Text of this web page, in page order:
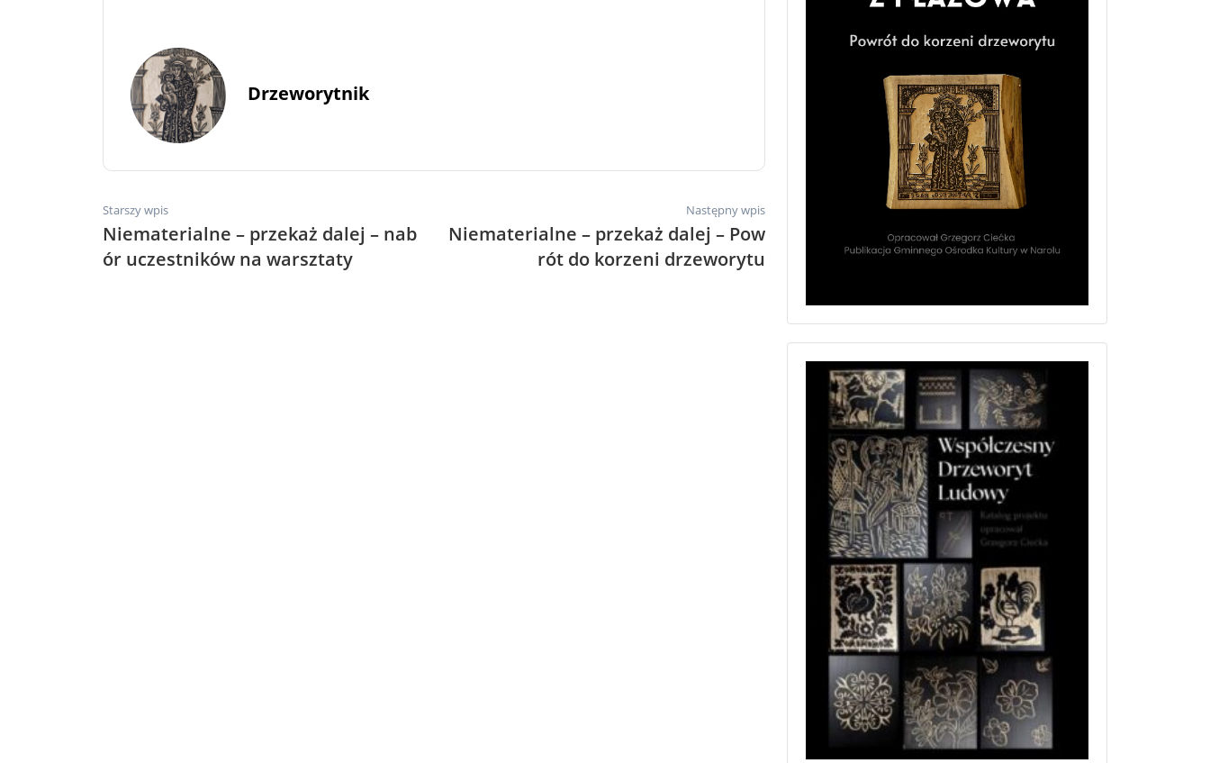
Drzeworytnik
Starszy wpis
Niematerialne – przekaż dalej – nab
ór uczestników na warsztaty
Następny wpis
Niematerialne – przekaż dalej – Pow
rót do korzeni drzeworytu